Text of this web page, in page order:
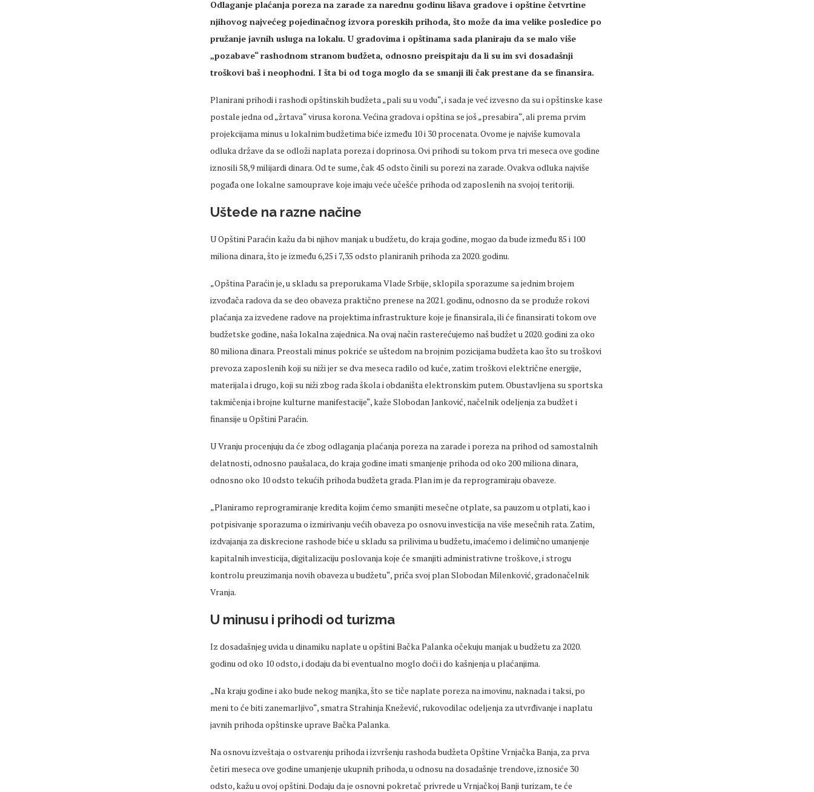
Odlaganje plaćanja poreza na zarade za narednu godinu lišava gradove i opštine četvrtine
njihovog najvećeg pojedinačnog izvora poreskih prihoda, što može da ima velike posledice po
pružanje javnih usluga na lokalu. U gradovima i opštinama sada planiraju da se malo više
„pozabave“ rashodnom stranom budžeta, odnosno preispitaju da li su im svi dosadašnji
troškovi baš i neophodni. I šta bi od toga moglo da se smanji ili čak prestane da se finansira.
Planirani prihodi i rashodi opštinskih budžeta „pali su u vodu“, i sada je već izvesno da su i opštinske kase
postale jedna od „žrtava“ virusa korona. Većina gradova i opština se još „presabira“, ali prema prvim
projekcijama minus u lokalnim budžetima biće između 10 i 30 procenata. Ovome je najviše kumovala
odluka države da se odloži naplata poreza i doprinosa. Ovi prihodi su tokom prva tri meseca ove godine
iznosili 58,9 milijardi dinara. Od te sume, čak 45 odsto činili su porezi na zarade. Ovakva odluka najviše
pogađa one lokalne samouprave koje imaju veće učešće prihoda od zaposlenih na svojoj teritoriji.
Uštede na razne načine
U Opštini Paraćin kažu da bi njihov manjak u budžetu, do kraja godine, mogao da bude između 85 i 100
miliona dinara, što je između 6,25 i 7,35 odsto planiranih prihoda za 2020. godinu.
„Opština Paraćin je, u skladu sa preporukama Vlade Srbije, sklopila sporazume sa jednim brojem
izvođača radova da se deo obaveza praktično prenese na 2021. godinu, odnosno da se produže rokovi
plaćanja za izvedene radove na projektima infrastrukture koje je finansirala, ili će finansirati tokom ove
budžetske godine, naša lokalna zajednica. Na ovaj način rasterećujemo naš budžet u 2020. godini za oko
80 miliona dinara. Preostali minus pokriće se uštedom na brojnim pozicijama budžeta kao što su troškovi
prevoza zaposlenih koji su niži jer se dva meseca radilo od kuće, zatim troškovi električne energije,
materijala i drugo, koji su niži zbog rada škola i obdaništa elektronskim putem. Obustavljena su sportska
takmičenja i brojne kulturne manifestacije“, kaže Slobodan Janković, načelnik odeljenja za budžet i
finansije u Opštini Paraćin.
U Vranju procenjuju da će zbog odlaganja plaćanja poreza na zarade i poreza na prihod od samostalnih
delatnosti, odnosno paušalaca, do kraja godine imati smanjenje prihoda od oko 200 miliona dinara,
odnosno oko 10 odsto tekućih prihoda budžeta grada. Plan im je da reprogramiraju obaveze.
„Planiramo reprogramiranje kredita kojim ćemo smanjiti mesečne otplate, sa pauzom u otplati, kao i
potpisivanje sporazuma o izmirivanju većih obaveza po osnovu investicija na više mesečnih rata. Zatim,
izdvajanja za diskrecione rashode biće u skladu sa prilivima u budžetu, imaćemo i delimično umanjenje
kapitalnih investicija, digitalizaciju poslovanja koje će smanjiti administrativne troškove, i strogu
kontrolu preuzimanja novih obaveza u budžetu“, priča svoj plan Slobodan Milenković, gradonačelnik
Vranja.
U minusu i prihodi od turizma
Iz dosadašnjeg uvida u dinamiku naplate u opštini Bačka Palanka očekuju manjak u budžetu za 2020.
godinu od oko 10 odsto, i dodaju da bi eventualno moglo doći i do kašnjenja u plaćanjima.
„Na kraju godine i ako bude nekog manjka, što se tiče naplate poreza na imovinu, naknada i taksi, po
meni to će biti zanemarljivo“, smatra Strahinja Knežević, rukovodilac odeljenja za utvrđivanje i naplatu
javnih prihoda opštinske uprave Bačka Palanka.
Na osnovu izveštaja o ostvarenju prihoda i izvršenju rashoda budžeta Opštine Vrnjačka Banja, za prva
četiri meseca ove godine umanjenje ukupnih prihoda, u odnosu na dosadašnje trendove, iznosiće 30
odsto, kažu u ovoj opštini. Dodaju da je osnovni pokretač privrede u Vrnjačkoj Banji turizam, te će